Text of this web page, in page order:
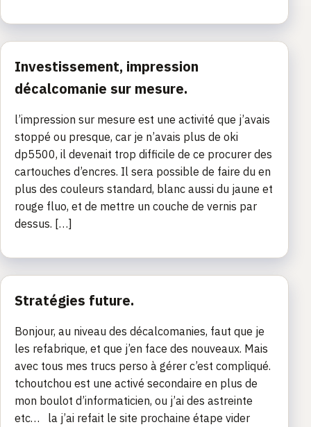
Investissement, impression
décalcomanie sur mesure.
l’impression sur mesure est une activité que j’avais
stoppé ou presque, car je n’avais plus de oki
dp5500, il devenait trop difficile de ce procurer des
cartouches d’encres. Il sera possible de faire du en
plus des couleurs standard, blanc aussi du jaune et
rouge fluo, et de mettre un couche de vernis par
dessus. […]
Stratégies future.
Bonjour, au niveau des décalcomanies, faut que je
les refabrique, et que j’en face des nouveaux. Mais
avec tous mes trucs perso à gérer c’est compliqué.
tchoutchou est une activé secondaire en plus de
mon boulot d’informaticien, ou j’ai des astreinte
etc… la j’ai refait le site prochaine étape vider